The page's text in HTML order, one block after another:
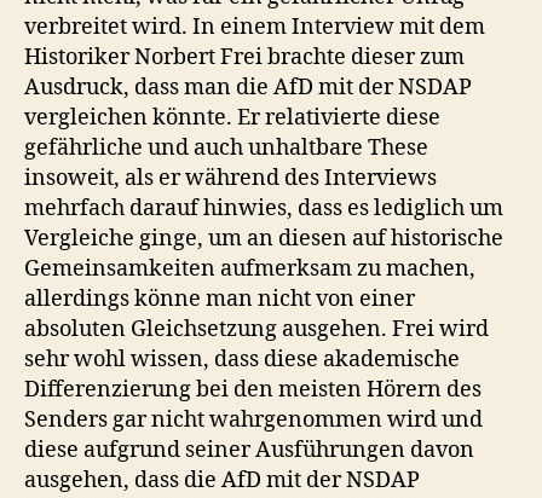
verbreitet wird. In einem Interview mit dem
Historiker Norbert Frei brachte dieser zum
Ausdruck, dass man die AfD mit der NSDAP
vergleichen könnte. Er relativierte diese
gefährliche und auch unhaltbare These
insoweit, als er während des Interviews
mehrfach darauf hinwies, dass es lediglich um
Vergleiche ginge, um an diesen auf historische
Gemeinsamkeiten aufmerksam zu machen,
allerdings könne man nicht von einer
absoluten Gleichsetzung ausgehen. Frei wird
sehr wohl wissen, dass diese akademische
Differenzierung bei den meisten Hörern des
Senders gar nicht wahrgenommen wird und
diese aufgrund seiner Ausführungen davon
ausgehen, dass die AfD mit der NSDAP